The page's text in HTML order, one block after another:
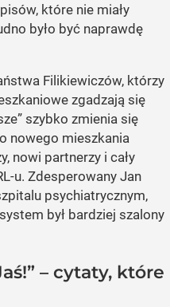
które nie miały
było być naprawdę
Filikiewiczów, którzy
zgadzają się
szybko zmienia się
nowego mieszkania
nowi partnerzy i cały
u. Zdesperowany Jan
psychiatrycznym,
był bardziej szalony
– cytaty, które